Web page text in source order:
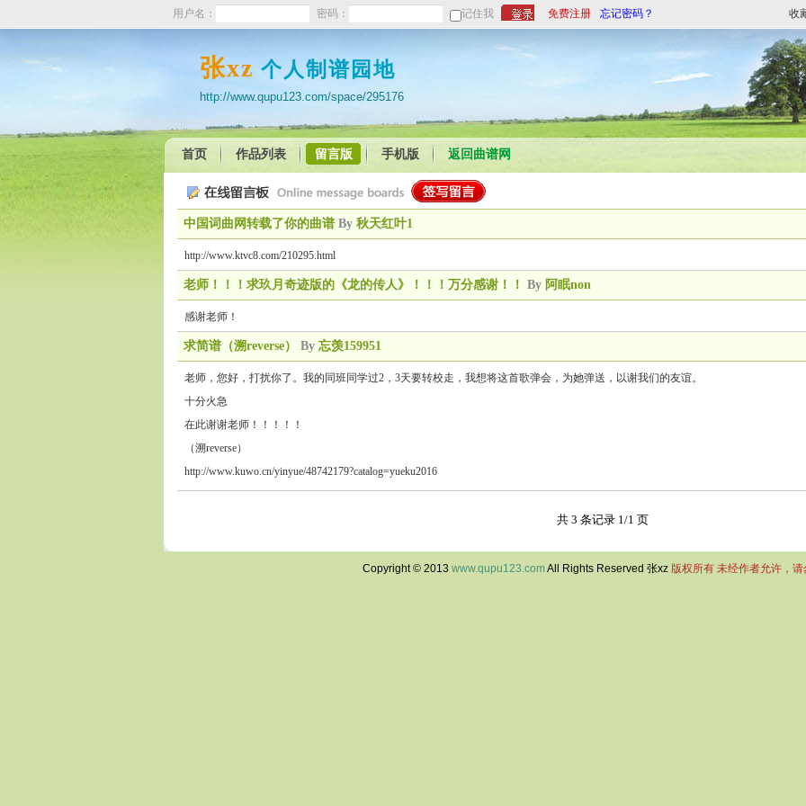
用户名： 密码： 记住我 免费注册 忘记密码？ 收
张xz 个人制谱园地
http://www.qupu123.com/space/295176
首页 作品列表 留言版 手机版 返回曲谱网
中国词曲网转载了你的曲谱 By 秋天红叶1
http://www.ktvc8.com/210295.html
老师！！！求玖月奇迹版的《龙的传人》！！！万分感谢！！ By 阿眠non
感谢老师！
求简谱（溯reverse） By 忘羡159951
老师，您好，打扰你了。我的同班同学过2，3天要转校走，我想将这首歌弹会，为她弹送，以谢我们的友谊。
十分火急
在此谢谢老师！！！！！
（溯reverse）
http://www.kuwo.cn/yinyue/48742179?catalog=yueku2016
共 3 条记录 1/1 页
Copyright © 2013 www.qupu123.comAll Rights Reserved 张xz 版权所有 未经作者允许，